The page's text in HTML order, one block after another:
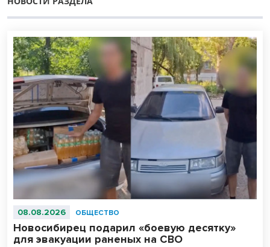
08.08.2026 ОБЩЕСТВО
Новосибирец подарил «боевую десятку»
для эвакуации раненых на СВО